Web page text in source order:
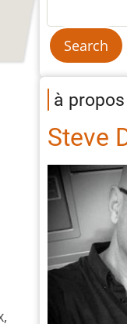
à
Steve